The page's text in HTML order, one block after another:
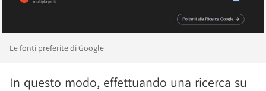
Le fonti preferite di Google
In questo modo, effettuando una ricerca su